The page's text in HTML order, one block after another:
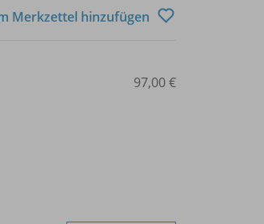
Merkzettel hinzufügen
97,00 €